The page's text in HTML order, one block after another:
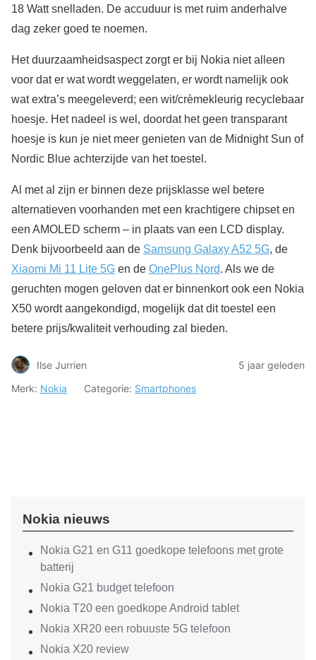
18 Watt snelladen. De accuduur is met ruim anderhalve
dag zeker goed te noemen.
Het duurzaamheidsaspect zorgt er bij Nokia niet alleen
voor dat er wat wordt weggelaten, er wordt namelijk ook
wat extra’s meegeleverd; een wit/crèmekleurig recyclebaar
hoesje. Het nadeel is wel, doordat het geen transparant
hoesje is kun je niet meer genieten van de Midnight Sun of
Nordic Blue achterzijde van het toestel.
Al met al zijn er binnen deze prijsklasse wel betere
alternatieven voorhanden met een krachtigere chipset en
een AMOLED scherm – in plaats van een LCD display.
Denk bijvoorbeeld aan de Samsung Galaxy A52 5G, de
Xiaomi Mi 11 Lite 5G en de OnePlus Nord. Als we de
geruchten mogen geloven dat er binnenkort ook een Nokia
X50 wordt aangekondigd, mogelijk dat dit toestel een
betere prijs/kwaliteit verhouding zal bieden.
Ilse Jurrien
5 jaar geleden
Merk: Nokia Categorie: Smartphones
Nokia nieuws
Nokia G21 en G11 goedkope telefoons met grote
batterij
Nokia G21 budget telefoon
Nokia T20 een goedkope Android tablet
Nokia XR20 een robuuste 5G telefoon
Nokia X20 review